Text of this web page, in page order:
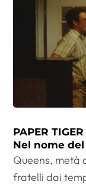
PAPER
Nel nome
Queens, metà
fratelli dai